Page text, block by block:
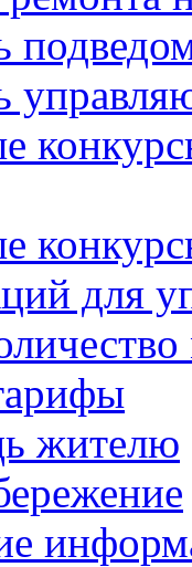
для
жителю